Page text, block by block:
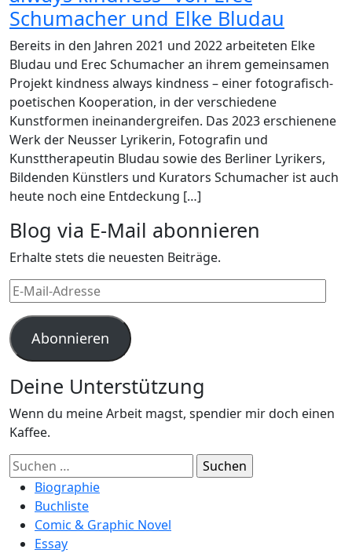
Schumacher und Elke Bludau
Bereits in den Jahren 2021 und 2022 arbeiteten Elke
Bludau und Erec Schumacher an ihrem gemeinsamen
Projekt kindness always kindness – einer fotografisch-
poetischen Kooperation, in der verschiedene
Kunstformen ineinandergreifen. Das 2023 erschienene
Werk der Neusser Lyrikerin, Fotografin und
Kunsttherapeutin Bludau sowie des Berliner Lyrikers,
Bildenden Künstlers und Kurators Schumacher ist auch
heute noch eine Entdeckung […]
Blog via E-Mail abonnieren
Erhalte stets die neuesten Beiträge.
E-
Mail-
Adresse
Abonnieren
Deine Unterstützung
Wenn du meine Arbeit magst, spendier mir doch einen
Kaffee.
Suchen
nach:Biographie
Buchliste
Comic & Graphic Novel
Essay